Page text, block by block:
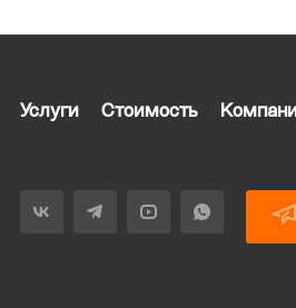
Услуги Стоимость